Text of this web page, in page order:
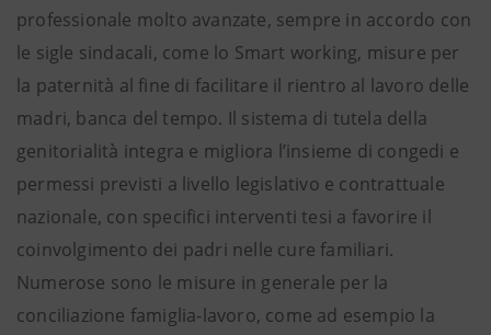
professionale molto avanzate, sempre in accordo con
le sigle sindacali, come lo Smart working, misure per
la paternità al fine di facilitare il rientro al lavoro delle
madri, banca del tempo. Il sistema di tutela della
genitorialità integra e migliora l’insieme di congedi e
permessi previsti a livello legislativo e contrattuale
nazionale, con specifici interventi tesi a favorire il
coinvolgimento dei padri nelle cure familiari.
Numerose sono le misure in generale per la
conciliazione famiglia-lavoro, come ad esempio la